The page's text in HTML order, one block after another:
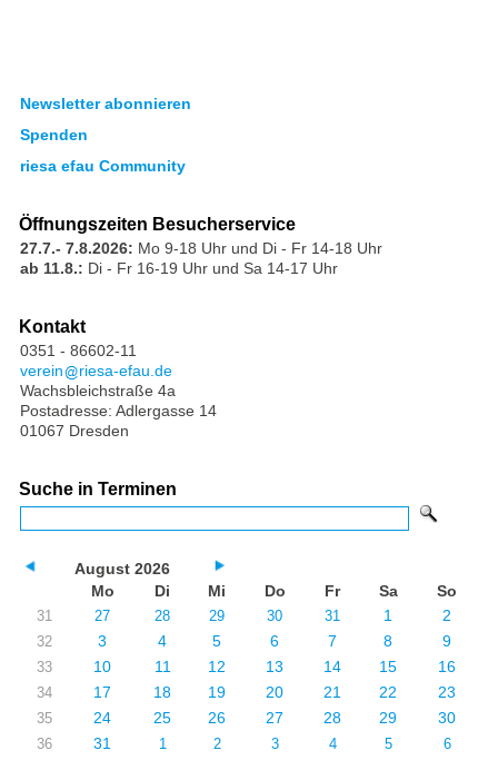
Newsletter abonnieren
Spenden
riesa efau Community
Öffnungszeiten Besucherservice
27.7.- 7.8.2026: Mo 9-18 Uhr und Di - Fr 14-18 Uhr
ab 11.8.: Di - Fr 16-19 Uhr und Sa 14-17 Uhr
Kontakt
0351 - 86602-11
verein
riesa-efau.de
Wachsbleichstraße 4a
Postadresse: Adlergasse 14
01067 Dresden
Suche in Terminen
August 2026
Mo
Di Mi Do Fr Sa So
31 27 28 29 30 31 1 2
32 3 4 5 6 7 8 9
33 10 11 12 13 14 15 16
34 17 18 19 20 21 22 23
35 24 25 26 27 28 29 30
36 31 1 2 3 4 5 6